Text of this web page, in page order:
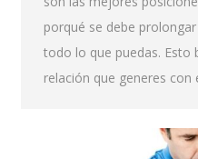
porqué se debe
todo lo que puedas. Esto
relación que generes con